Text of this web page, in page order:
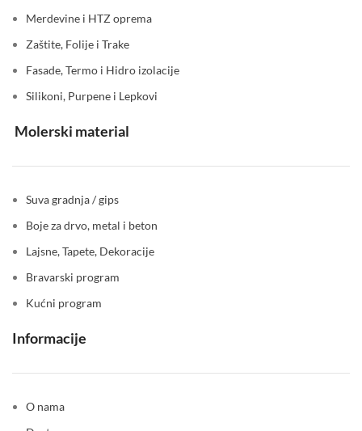
Merdevine i HTZ oprema
Zaštite, Folije i Trake
Fasade, Termo i Hidro izolacije
Silikoni, Purpene i Lepkovi
Molerski material
Suva gradnja / gips
Boje za drvo, metal i beton
Lajsne, Tapete, Dekoracije
Bravarski program
Kućni program
Informacije
O nama